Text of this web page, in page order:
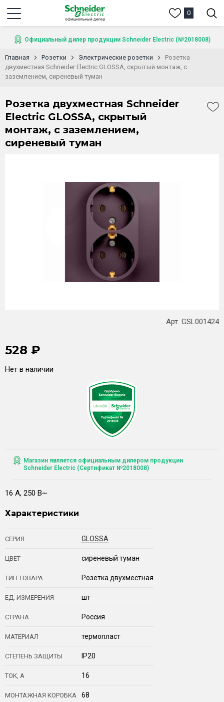
0
Официальный дилер продукции Schneider Electric (№2018008)
Главная Розетки Электрические розетки
Розетка
двухместная Schneider Electric GLOSSA, скрытый монтаж, с
заземлением, сиреневый туман
Розетка двухместная Schneider
Electric GLOSSA, скрытый
монтаж, с заземлением,
сиреневый туман
Арт. GSL001424
528 ₽
Нет в наличии
Магазин является официальным дилером продукции
Schneider Electric (Сертификат №2018008)
16 А, 250 В~
Характеристики
СЕРИЯ GLOSSA
ЦВЕТ сиреневый туман
ТИП ТОВАРА Розетка двухместная
ЕД. ИЗМЕРЕНИЯ шт
СТРАНА Россия
МАТЕРИАЛ термопласт
СТЕПЕНЬ ЗАЩИТЫ IP20
ТОК, А 16
МОНТАЖНАЯ КОРОБКА 68